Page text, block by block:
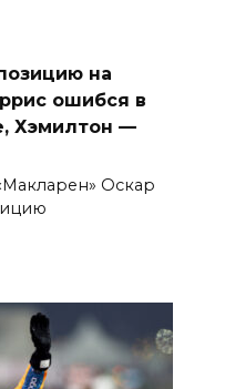
на
ошибся в
Хэмилтон —
Оскар